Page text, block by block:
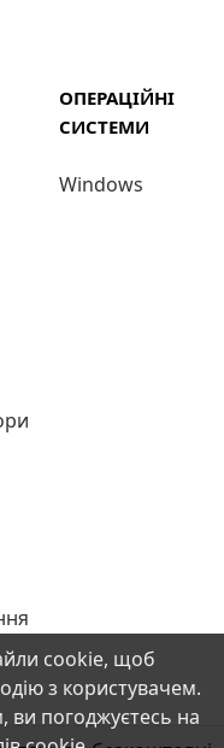
ОПЕРАЦІЙНІ
СИСТЕМИ
Windows
cookie, щоб
з користувачем.
погоджуєтесь на